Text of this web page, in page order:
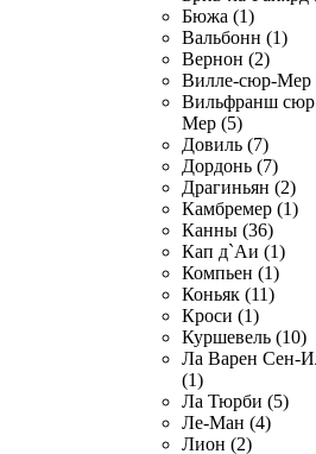
Бюжа (1)
Вальбонн (1)
Вернон (2)
Вилле-сюр-Мер
Вильфранш сюр
Мер (5)
Довиль (7)
Дордонь (7)
Драгиньян (2)
Камбремер (1)
Канны (36)
Кап д`Аи (1)
Компьен (1)
Коньяк (11)
Кроси (1)
Куршевель (10)
Ла Варен Сен-
(1)
Ла Тюрби (5)
Ле-Ман (4)
Лион (2)